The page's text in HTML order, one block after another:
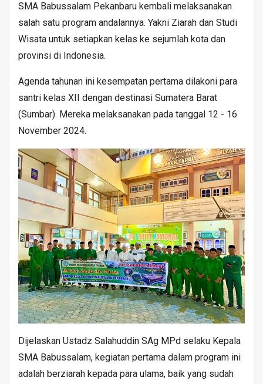
SMA Babussalam Pekanbaru kembali melaksanakan
salah satu program andalannya. Yakni Ziarah dan Studi
Wisata untuk setiapkan kelas ke sejumlah kota dan
provinsi di Indonesia.
Agenda tahunan ini kesempatan pertama dilakoni para
santri kelas XII dengan destinasi Sumatera Barat
(Sumbar). Mereka melaksanakan pada tanggal 12 - 16
November 2024.
Dijelaskan Ustadz Salahuddin SAg MPd selaku Kepala
SMA Babussalam, kegiatan pertama dalam program ini
adalah berziarah kepada para ulama, baik yang sudah